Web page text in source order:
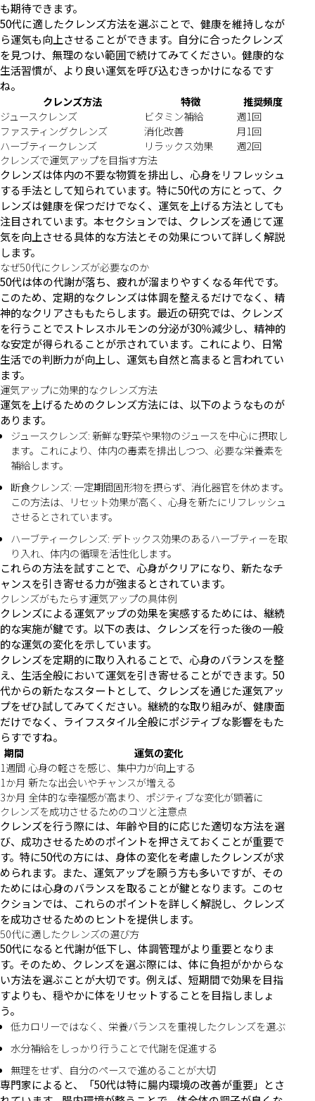
も期待できます。
50代に適したクレンズ方法を選ぶことで、健康を維持しなが
ら運気も向上させることができます。自分に合ったクレンズ
を見つけ、無理のない範囲で続けてみてください。健康的な
生活習慣が、より良い運気を呼び込むきっかけになるです
ね。
クレンズ方法
特徴
推奨頻度
ジュースクレンズ
ビタミン補給
週1回
ファスティングクレンズ
消化改善
月1回
ハーブティークレンズ
リラックス効果
週2回
クレンズで運気アップを目指す方法
クレンズは体内の不要な物質を排出し、心身をリフレッシュ
する手法として知られています。特に50代の方にとって、ク
レンズは健康を保つだけでなく、運気を上げる方法としても
注目されています。本セクションでは、クレンズを通じて運
気を向上させる具体的な方法とその効果について詳しく解説
します。
なぜ50代にクレンズが必要なのか
50代は体の代謝が落ち、疲れが溜まりやすくなる年代です。
このため、定期的なクレンズは体調を整えるだけでなく、精
神的なクリアさももたらします。最近の研究では、クレンズ
を行うことでストレスホルモンの分泌が30％減少し、精神的
な安定が得られることが示されています。これにより、日常
生活での判断力が向上し、運気も自然と高まると言われてい
ます。
運気アップに効果的なクレンズ方法
運気を上げるためのクレンズ方法には、以下のようなものが
あります。
ジュースクレンズ: 新鮮な野菜や果物のジュースを中心に摂取し
ます。これにより、体内の毒素を排出しつつ、必要な栄養素を
補給します。
断食クレンズ: 一定期間固形物を摂らず、消化器官を休めます。
この方法は、リセット効果が高く、心身を新たにリフレッシュ
させるとされています。
ハーブティークレンズ: デトックス効果のあるハーブティーを取
り入れ、体内の循環を活性化します。
これらの方法を試すことで、心身がクリアになり、新たなチ
ャンスを引き寄せる力が強まるとされています。
クレンズがもたらす運気アップの具体例
クレンズによる運気アップの効果を実感するためには、継続
的な実施が鍵です。以下の表は、クレンズを行った後の一般
的な運気の変化を示しています。
クレンズを定期的に取り入れることで、心身のバランスを整
え、生活全般において運気を引き寄せることができます。50
代からの新たなスタートとして、クレンズを通じた運気アッ
プをぜひ試してみてください。継続的な取り組みが、健康面
だけでなく、ライフスタイル全般にポジティブな影響をもた
らすですね。
期間
運気の変化
1週間 心身の軽さを感じ、集中力が向上する
1か月 新たな出会いやチャンスが増える
3か月 全体的な幸福感が高まり、ポジティブな変化が顕著に
クレンズを成功させるためのコツと注意点
クレンズを行う際には、年齢や目的に応じた適切な方法を選
び、成功させるためのポイントを押さえておくことが重要で
す。特に50代の方には、身体の変化を考慮したクレンズが求
められます。また、運気アップを願う方も多いですが、その
ためには心身のバランスを取ることが鍵となります。このセ
クションでは、これらのポイントを詳しく解説し、クレンズ
を成功させるためのヒントを提供します。
50代に適したクレンズの選び方
50代になると代謝が低下し、体調管理がより重要となりま
す。そのため、クレンズを選ぶ際には、体に負担がかからな
い方法を選ぶことが大切です。例えば、短期間で効果を目指
すよりも、穏やかに体をリセットすることを目指しましょ
う。
低カロリーではなく、栄養バランスを重視したクレンズを選ぶ
水分補給をしっかり行うことで代謝を促進する
無理をせず、自分のペースで進めることが大切
専門家によると、「50代は特に腸内環境の改善が重要」とさ